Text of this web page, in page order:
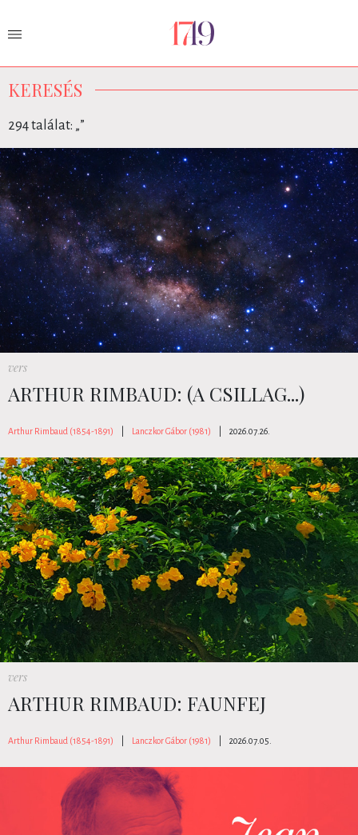
KERESÉS
294 találat: „”
vers
ARTHUR RIMBAUD: (A CSILLAG...)
Arthur Rimbaud (1854-1891) Lanczkor Gábor (1981) 2026.07.26.
vers
ARTHUR RIMBAUD: FAUNFEJ
Arthur Rimbaud (1854-1891) Lanczkor Gábor (1981) 2026.07.05.